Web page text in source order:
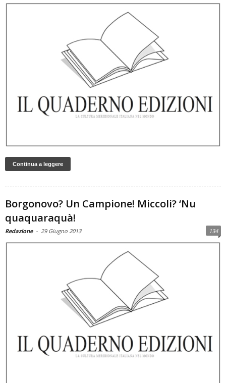
Continua a leggere
Borgonovo? Un Campione! Miccoli? ‘Nu
quaquaraquà!
Redazione - 29 Giugno 2013 134